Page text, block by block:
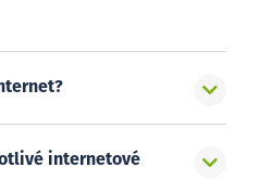
internetové